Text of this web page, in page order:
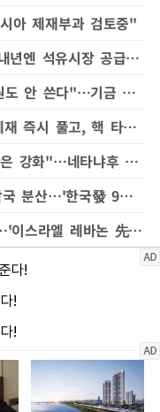
아 제재부과 검토중"
IEA "美·이란 종전 합의 유지되면 내년엔 석유시장 공급 과잉"
트럼프, "이란 재건에 미국은 돈 1원도 안 쓴다"…기금 투자 '절대 없어'
드러난 MOU 14개항…"이란 석유제재 즉시 풀고, 핵 타결 땐 454조 지원"
"대미관계·아브라함협정 약화, 이란은 강화"…네타냐후 책임론 분출
이란 동결자산 수백억불, 중국 등 각국 분산…'한국發 9조원' 주목
美 "헤즈볼라, MOU와 별개" 고수…'이스라엘 레바논 先철군' 어려울 듯